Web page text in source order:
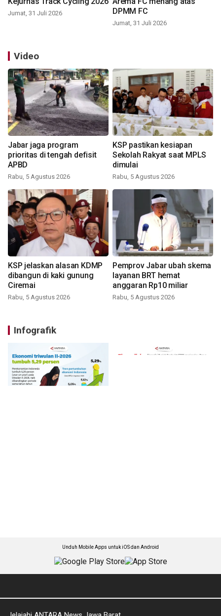
Jumat, 31 Juli 2026
DPMM FC
Jumat, 31 Juli 2026
Video
Jabar jaga program
prioritas di tengah defisit
APBD
Rabu, 5 Agustus 2026
KSP pastikan kesiapan
Sekolah Rakyat saat MPLS
dimulai
Rabu, 5 Agustus 2026
KSP jelaskan alasan KDMP
dibangun di kaki gunung
Ciremai
Rabu, 5 Agustus 2026
Pemprov Jabar ubah skema
layanan BRT hemat
anggaran Rp10 miliar
Rabu, 5 Agustus 2026
Infografik
Unduh Mobile Apps untuk iOS dan Android